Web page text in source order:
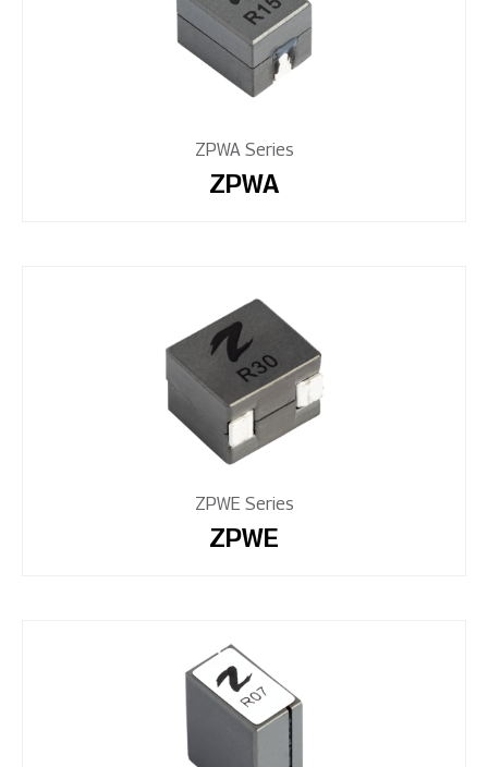
ZPWA Series
ZPWA
ZPWE Series
ZPWE